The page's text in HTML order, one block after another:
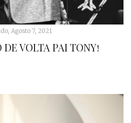
Agosto 7, 2021
VOLTA PAI TONY!